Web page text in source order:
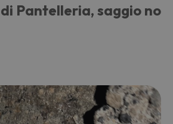
Pantelleria, saggio no